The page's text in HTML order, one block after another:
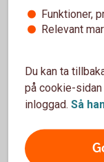
genomföra
Alltid
Tips!
Funktioner,
Relevant
Du kan ta
på cookie-
inloggad. Så